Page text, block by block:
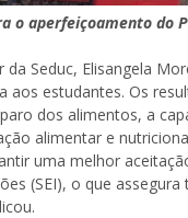
o aperfeiçoamento do
Seduc, Elisangela
estudantes. Os
dos alimentos, a
alimentar e
uma melhor
(SEI), o que